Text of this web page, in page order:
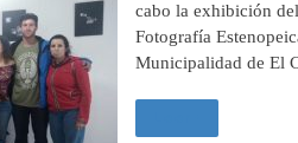
cabo la exhibición
Fotografía
Municipalidad de El